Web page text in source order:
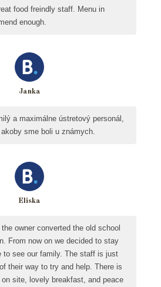
food freindly staff. Menu in
enough.
Janka
a maximálne ústretový personál,
sme boli u známych.
Eliska
owner converted the old school
From now on we decided to stay
to see our family. The staff is just
their way to try and help. There is
site, lovely breakfast, and peace